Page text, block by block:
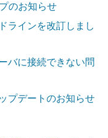
のお知らせ
ラインを改訂しまし
バに接続できない問
プデートのお知らせ